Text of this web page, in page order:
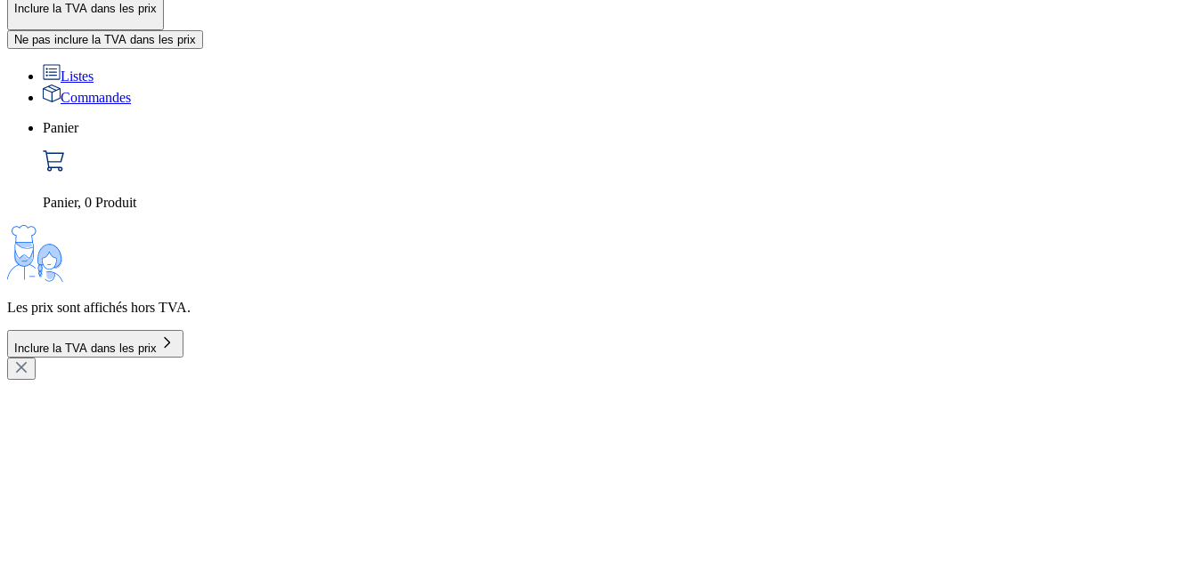
Inclure la TVA dans les prix
Ne pas inclure la TVA dans les prix
Listes
Commandes
Panier
Panier, 0 Produit
Les prix sont affichés hors TVA.
Inclure la TVA dans les prix